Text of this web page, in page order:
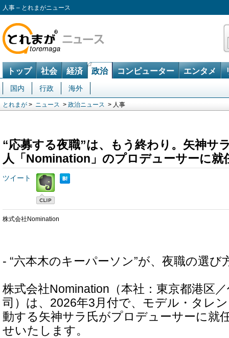
人事 – とれまがニュース
トップ 社会 経済 政治 コンピューター エンタメ
国内 行政 海外
とれまが > ニュース > 政治ニュース > 人事
“応募する夜職”は、もう終わり。矢神サ
人「Nomination」のプロデューサーに就
ツイート
株式会社Nomination
- “六本木のキーパーソン”が、夜職の選び
株式会社Nomination（本社：東京都港区
司）は、2026年3月付で、モデル・タレ
動する矢神サラ氏がプロデューサーに就
せいたします。